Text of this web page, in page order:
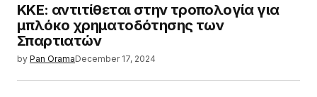
ΚΚΕ: αντιτίθεται στην τροπολογία για
μπλόκο χρηματοδότησης των
Σπαρτιατών
by Pan OramaDecember 17, 2024